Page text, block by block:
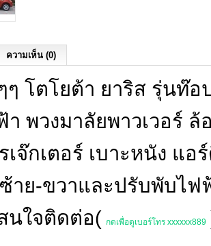
ความเห็น (0)
ๆ โตโยต้า ยาริส รุ่นท๊
า พวงมาลัยพาวเวอร์
จ๊กเตอร์ เบาะหนัง แ
าย-ขวาและปรับพับไฟ
นใจติดต่อ( กดเพื่อดูเบอร์โทร xxxxxx889